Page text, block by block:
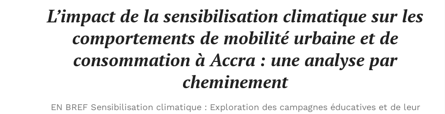
L’impact de la sensibilisation climatique sur les
comportements de mobilité urbaine et de
consommation à Accra : une analyse par
cheminement
EN BREF Sensibilisation climatique : Exploration des campagnes éducatives et de leur